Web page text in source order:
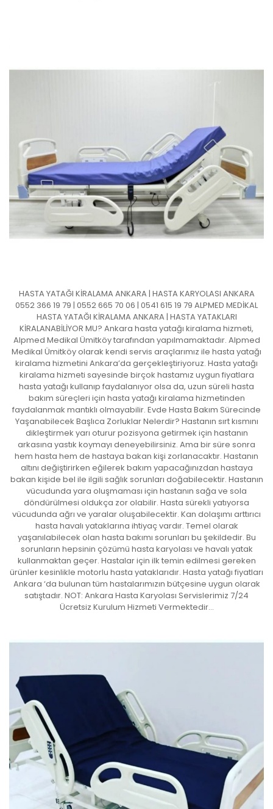
HASTA YATAĞI KİRALAMA ANKARA | HASTA KARYOLASI ANKARA
0552 366 19 79 | 0552 665 70 06 | 0541 615 19 79 ALPMED MEDİKAL
HASTA YATAĞI KİRALAMA ANKARA | HASTA YATAKLARI
KİRALANABİLİYOR MU? Ankara hasta yatağı kiralama hizmeti,
Alpmed Medikal Ümitköy tarafından yapılmamaktadır. Alpmed
Medikal Ümitköy olarak kendi servis araçlarımız ile hasta yatağı
kiralama hizmetini Ankara’da gerçekleştiriyoruz. Hasta yatağı
kiralama hizmeti sayesinde birçok hastamız uygun fiyatlara
hasta yatağı kullanıp faydalanıyor olsa da, uzun süreli hasta
bakım süreçleri için hasta yatağı kiralama hizmetinden
faydalanmak mantıklı olmayabilir. Evde Hasta Bakım Sürecinde
Yaşanabilecek Başlıca Zorluklar Nelerdir? Hastanın sırt kısmını
dikleştirmek yarı oturur pozisyona getirmek için hastanın
arkasına yastık koymayı deneyebilirsiniz. Ama bir süre sonra
hem hasta hem de hastaya bakan kişi zorlanacaktır. Hastanın
altını değiştirirken eğilerek bakım yapacağınızdan hastaya
bakan kişide bel ile ilgili sağlık sorunları doğabilecektir. Hastanın
vücudunda yara oluşmaması için hastanın sağa ve sola
döndürülmesi oldukça zor olabilir. Hasta sürekli yatıyorsa
vücudunda ağrı ve yaralar oluşabilecektir. Kan dolaşımı arttırıcı
hasta havalı yataklarına ihtiyaç vardır. Temel olarak
yaşanılabilecek olan hasta bakımı sorunları bu şekildedir. Bu
sorunların hepsinin çözümü hasta karyolası ve havalı yatak
kullanmaktan geçer. Hastalar için ilk temin edilmesi gereken
ürünler kesinlikle motorlu hasta yataklarıdır. Hasta yatağı fiyatları
Ankara ‘da bulunan tüm hastalarımızın bütçesine uygun olarak
satıştadır. NOT: Ankara Hasta Karyolası Servislerimiz 7/24
Ücretsiz Kurulum Hizmeti Vermektedir…